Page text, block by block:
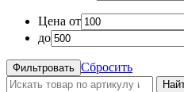
Цена от
до
Сбросить